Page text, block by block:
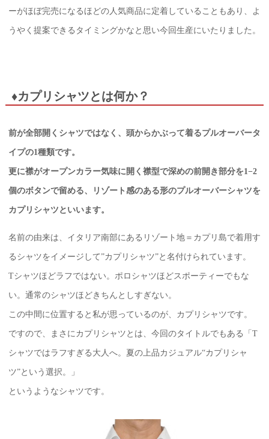
ーがほぼ完売になるほどの人気商品に定着していることもあり、よ
うやく提案できるタイミングかなと思い今回生産にいたりました。
♦カプリシャツとは何か？
前が全部開くシャツではなく、頭からかぶって着るプルオーバータ
イプの1種類です。
更に襟がオープンカラー気味に開く襟型で深めの前開き部分を1−2
個のボタンで留める、リゾート感のある形のプルオーバーシャツを
カプリシャツといいます。
名前の由来は、イタリア南部にあるリゾート地＝カプリ島で着用す
るシャツをイメージして”カプリシャツ”と名付けられています。
Tシャツほどラフではない。ポロシャツほどスポーティーでもな
い。通常のシャツほどきちんとしすぎない。
この中間に位置すると私が思っているのが、カプリシャツです。
ですので、まさにカプリシャツとは、今回のタイトルでもある「T
シャツではラフすぎる大人へ。夏の上品カジュアル“カプリシャ
ツ”という選択。」
というようなシャツです。